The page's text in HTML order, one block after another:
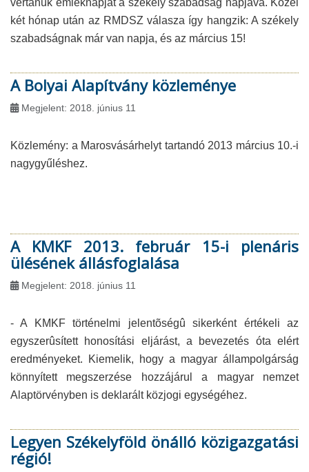
vértanúk emléknapját a székely szabadság napjává. Közel
két hónap után az RMDSZ válasza így hangzik: A székely
szabadságnak már van napja, és az március 15!
A Bolyai Alapítvány közleménye
Megjelent: 2018. június 11
Közlemény: a Marosvásárhelyt tartandó 2013 március 10.-i
nagygyűléshez.
A KMKF 2013. február 15-i plenáris
ülésének állásfoglalása
Megjelent: 2018. június 11
- A KMKF történelmi jelentõségû sikerként értékeli az
egyszerûsített honosítási eljárást, a bevezetés óta elért
eredményeket. Kiemelik, hogy a magyar állampolgárság
könnyített megszerzése hozzájárul a magyar nemzet
Alaptörvényben is deklarált közjogi egységéhez.
Legyen Székelyföld önálló közigazgatási
régió!